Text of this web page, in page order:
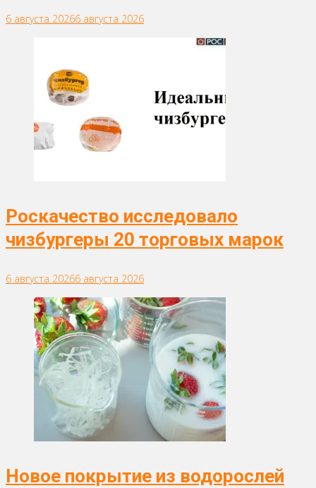
6 августа 20266 августа 2026
Роскачество исследовало
чизбургеры 20 торговых марок
6 августа 20266 августа 2026
Новое покрытие из водорослей